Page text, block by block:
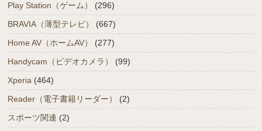
Play Station（ゲーム）
(296)
BRAVIA（薄型テレビ） (667)
Home AV（ホームAV）
(277)
Handycam（ビデオカメラ）
(99)
Xperia (464)
Reader（電子書籍リーダー） (2)
スポーツ関連 (2)